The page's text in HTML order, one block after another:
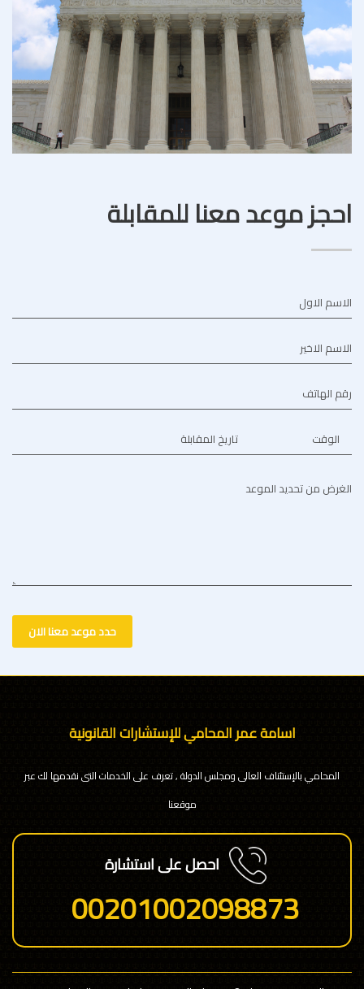
احجز موعد معنا للمقابلة
الاسم الاول
الاسم الاخير
رقم الهاتف
تاريخ المقابلة الوقت
الغرض من تحديد الموعد
حدد موعد معنا الان
اسامة عمر المحامي للإستشارات القانونية
المحامي بالإستئناف العالى ومجلس الدولة , تعرف على الخدمات التى نقدمها لك عبر
موقعنا
احصل على استشارة
00201002098873